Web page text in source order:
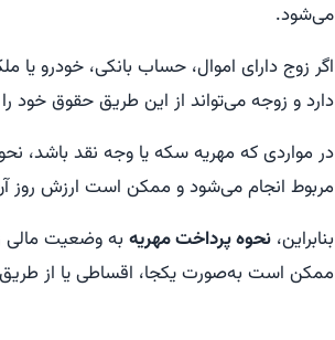
می‌شود.
اگر زوج دارای اموال، حساب بانکی، خودرو یا
دارد و زوجه می‌تواند از این طریق حقوق خود
در مواردی که مهریه سکه یا وجه نقد باشد،
مربوط انجام می‌شود و ممکن است ارزش روز
بنابراین، نحوه پرداخت مهریهبه وضعیت مالی
ممکن است به‌صورت یکجا، اقساطی یا از طریق